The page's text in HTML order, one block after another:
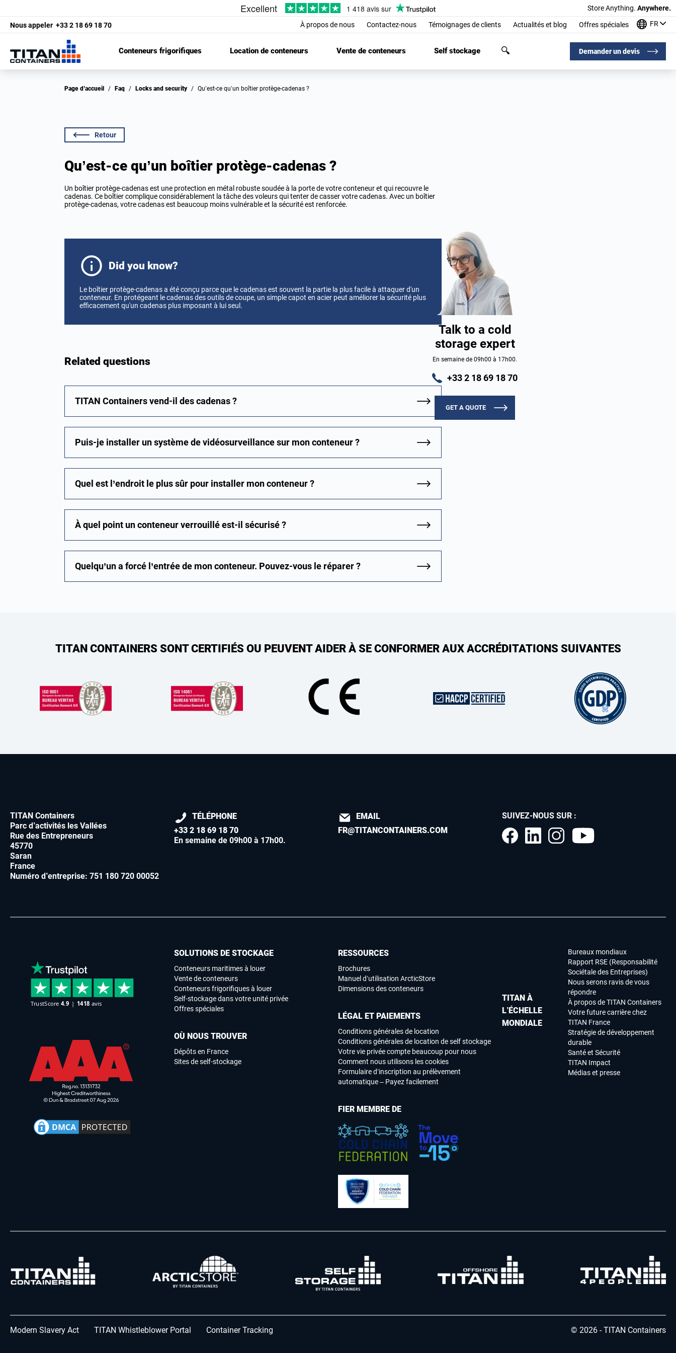
Store Anything. Anywhere.
Nous appeler +33 2 18 69 18 70 À propos de nous Contactez-nous Témoignages de clients Actualités et blog Offres spéciales FR
Conteneurs frigorifiques Location de conteneurs Vente de conteneurs Self stockage Demander un devis
Page d’accueil / Faq / Locks and security / Qu’est-ce qu’un boîtier protège-cadenas ?
Retour
Qu’est-ce qu’un boîtier protège-cadenas ?
Un boîtier protège-cadenas est une protection en métal robuste soudée à la porte de votre conteneur et qui recouvre le
cadenas. Ce boîtier complique considérablement la tâche des voleurs qui tenter de casser votre cadenas. Avec un boîtier
protège-cadenas, votre cadenas est beaucoup moins vulnérable et la sécurité est renforcée.
Did you know?
Le boîtier protège-cadenas a été conçu parce que le cadenas est souvent la partie la plus facile à attaquer d'un
conteneur. En protégeant le cadenas des outils de coupe, un simple capot en acier peut améliorer la sécurité plus
efficacement qu'un cadenas plus imposant à lui seul.
Related questions
TITAN Containers vend-il des cadenas ?
Puis-je installer un système de vidéosurveillance sur mon conteneur ?
Quel est l’endroit le plus sûr pour installer mon conteneur ?
À quel point un conteneur verrouillé est-il sécurisé ?
Quelqu’un a forcé l’entrée de mon conteneur. Pouvez-vous le réparer ?
Talk to a cold
storage expert
En semaine de 09h00 à 17h00.
+33 2 18 69 18 70
GET A QUOTE
TITAN CONTAINERS SONT CERTIFIÉS OU PEUVENT AIDER À SE CONFORMER AUX ACCRÉDITATIONS SUIVANTES
TITAN Containers
Parc d’activités les Vallées
Rue des Entrepreneurs
45770
Saran
France
Numéro d’entreprise: 751 180 720 00052
TÉLÉPHONE
+33 2 18 69 18 70
En semaine de 09h00 à 17h00.
EMAIL
FR@TITANCONTAINERS.COM
SUIVEZ-NOUS SUR :
SOLUTIONS DE STOCKAGE
Conteneurs maritimes à louer
Vente de conteneurs
Conteneurs frigorifiques à louer
Self-stockage dans votre unité privée
Offres spéciales
OÙ NOUS TROUVER
Dépôts en France
Sites de self-stockage
TITAN À
L’ÉCHELLE
MONDIALE
Bureaux mondiaux
Rapport RSE (Responsabilité
Sociétale des Entreprises)
Nous serons ravis de vous
répondre
À propos de TITAN Containers
Votre future carrière chez
TITAN France
Stratégie de développement
durable
Santé et Sécurité
TITAN Impact
Médias et presse
RESSOURCES
Brochures
Manuel d’utilisation ArcticStore
Dimensions des conteneurs
LÉGAL ET PAIEMENTS
Conditions générales de location
Conditions générales de location de self stockage
Votre vie privée compte beaucoup pour nous
Comment nous utilisons les cookies
Formulaire d’inscription au prélèvement
automatique – Payez facilement
FIER MEMBRE DE
Modern Slavery Act TITAN Whistleblower Portal Container Tracking © 2026 - TITAN Containers